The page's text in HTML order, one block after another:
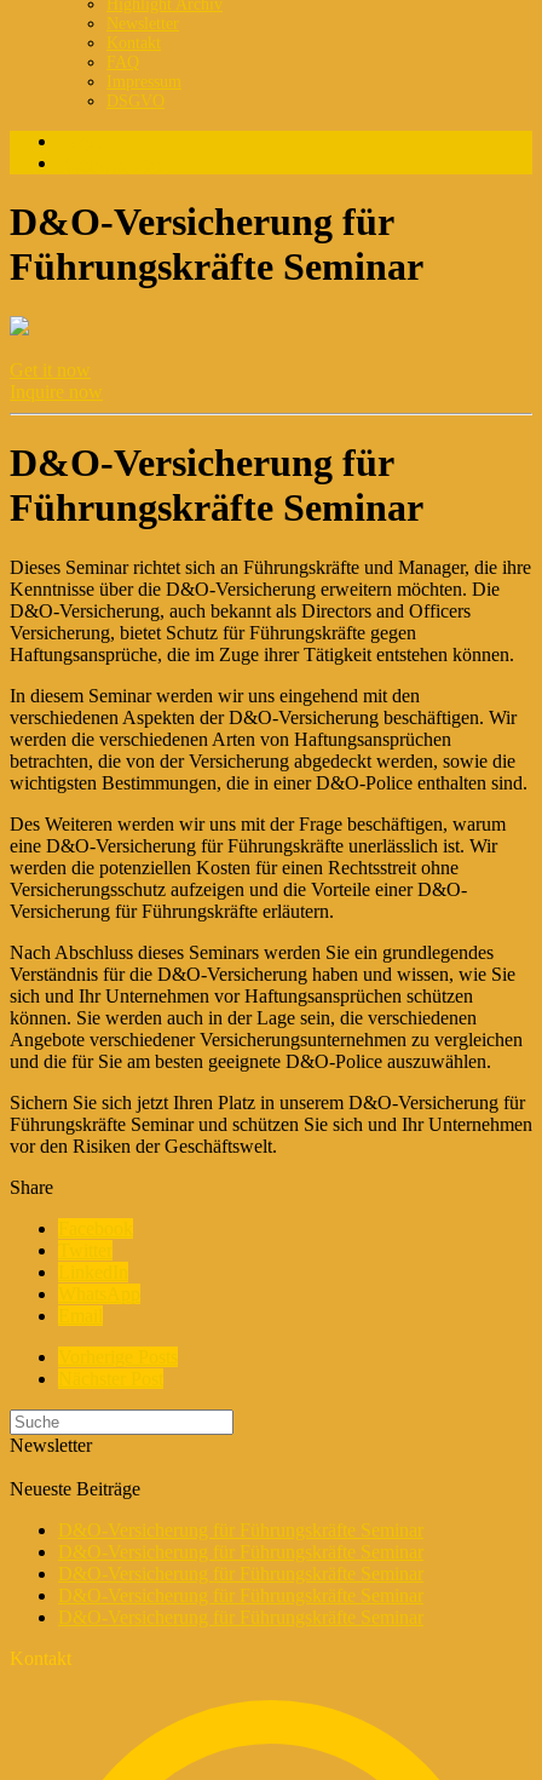
Highlight Archiv
Newsletter
Kontakt
FAQ
Impressum
DSGVO
D&O-Versicherung für
Führungskräfte Seminar
Get it now
Inquire now
D&O-Versicherung für
Führungskräfte Seminar
Dieses Seminar richtet sich an Führungskräfte und Manager, die ihre
Kenntnisse über die D&O-Versicherung erweitern möchten. Die
D&O-Versicherung, auch bekannt als Directors and Officers
Versicherung, bietet Schutz für Führungskräfte gegen
Haftungsansprüche, die im Zuge ihrer Tätigkeit entstehen können.
In diesem Seminar werden wir uns eingehend mit den
verschiedenen Aspekten der D&O-Versicherung beschäftigen. Wir
werden die verschiedenen Arten von Haftungsansprüchen
betrachten, die von der Versicherung abgedeckt werden, sowie die
wichtigsten Bestimmungen, die in einer D&O-Police enthalten sind.
Des Weiteren werden wir uns mit der Frage beschäftigen, warum
eine D&O-Versicherung für Führungskräfte unerlässlich ist. Wir
werden die potenziellen Kosten für einen Rechtsstreit ohne
Versicherungsschutz aufzeigen und die Vorteile einer D&O-
Versicherung für Führungskräfte erläutern.
Nach Abschluss dieses Seminars werden Sie ein grundlegendes
Verständnis für die D&O-Versicherung haben und wissen, wie Sie
sich und Ihr Unternehmen vor Haftungsansprüchen schützen
können. Sie werden auch in der Lage sein, die verschiedenen
Angebote verschiedener Versicherungsunternehmen zu vergleichen
und die für Sie am besten geeignete D&O-Police auszuwählen.
Sichern Sie sich jetzt Ihren Platz in unserem D&O-Versicherung für
Führungskräfte Seminar und schützen Sie sich und Ihr Unternehmen
vor den Risiken der Geschäftswelt.
Share
Newsletter
Neueste Beiträge
D&O-Versicherung für Führungskräfte Seminar
D&O-Versicherung für Führungskräfte Seminar
D&O-Versicherung für Führungskräfte Seminar
D&O-Versicherung für Führungskräfte Seminar
D&O-Versicherung für Führungskräfte Seminar
Kontakt